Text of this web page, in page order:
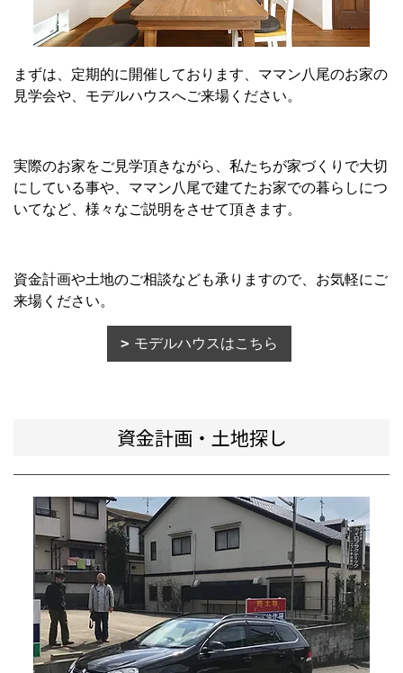
まずは、定期的に開催しております、ママン八尾のお家の
見学会や、モデルハウスへご来場ください。
実際のお家をご見学頂きながら、私たちが家づくりで大切
にしている事や、ママン八尾で建てたお家での暮らしにつ
いてなど、様々なご説明をさせて頂きます。
資金計画や土地のご相談なども承りますので、お気軽にご
来場ください。
モデルハウスはこちら
資金計画・土地探し